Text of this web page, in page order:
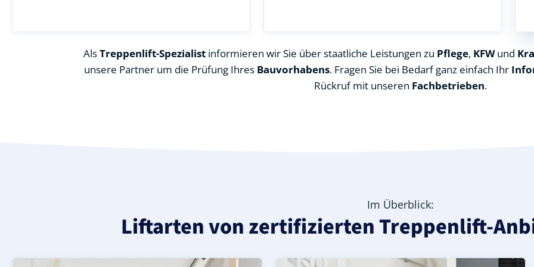
AlsTreppenlift-Spezialist informieren wir Sie über staatliche Leistungen zu Pflege, KFWund
unsere Partner um die Prüfung Ihres Bauvorhabens. Fragen Sie bei Bedarf ganz einfach Ihr
Rückruf mit unseren Fachbetrieben.
Im Überblick:
Liftarten von zertifizierten Treppenlift-